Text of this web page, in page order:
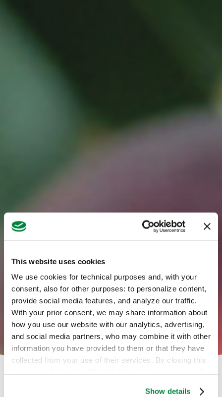
This website uses cookies
We use cookies for technical purposes and, with your
consent, also for other purposes: to personalize content,
provide social media features, and analyze our traffic.
With your prior consent, we may share information about
how you use our website with our analytics, advertising,
and social media partners, who may combine it with other
information you have provided to them or that they have
collected from your use of their services. By closing this
Show details